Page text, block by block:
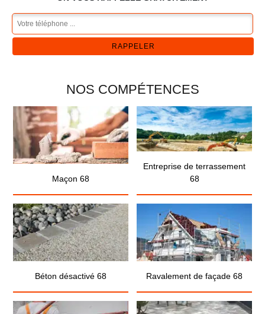
NOS COMPÉTENCES
Maçon 68
Entreprise de terrassement
68
Béton désactivé 68 Ravalement de façade 68